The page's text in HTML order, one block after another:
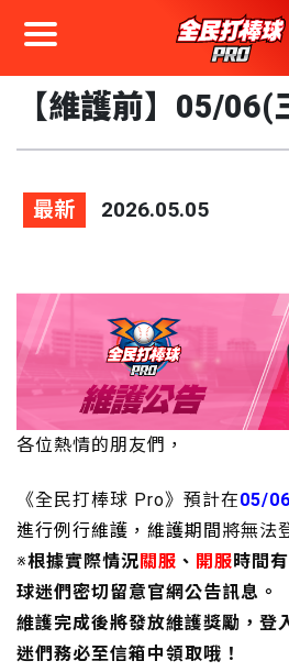
【維護前】05/06(
最新 2026.05.05
各位熱情的朋友們，
《全民打棒球 Pro》預計在05/
進行例行維護，維護期間將無法
※根據實際情況 關服 、 開服時間
球迷們密切留意官網公告訊息。
維護完成後將發放維護獎勵，登
迷們務必至信箱中領取哦！